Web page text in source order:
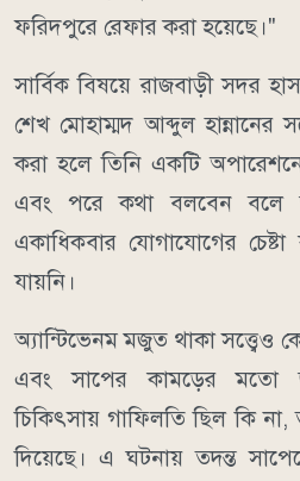
ফরিদপুরে রেফার করা হয়েছে।"
সার্বিক বিষয়ে রাজবাড়ী সদর
শেখ মোহাম্মদ আব্দুল
করা হলে তিনি একটি
এবং পরে কথা বলবেন বলে
একাধিকবার যোগাযোগের
যায়নি।
অ্যান্টিভেনম মজুত থাকা সত্ত্বেও
এবং সাপের কামড়ের মতো
চিকিৎসায় গাফিলতি ছিল কি না,
দিয়েছে। এ ঘটনায় তদন্ত